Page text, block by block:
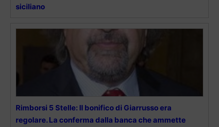
siciliano
Rimborsi 5 Stelle: Il bonifico di Giarrusso era
regolare. La conferma dalla banca che ammette